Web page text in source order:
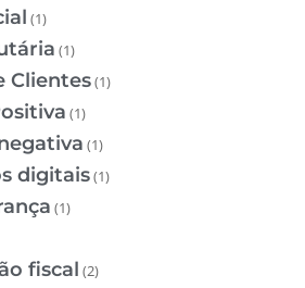
(1)
(1)
Clientes(1)
(1)
(1)
digitais(1)
(1)
fiscal (2)